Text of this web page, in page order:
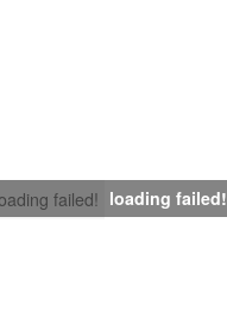
failed! loading failed!